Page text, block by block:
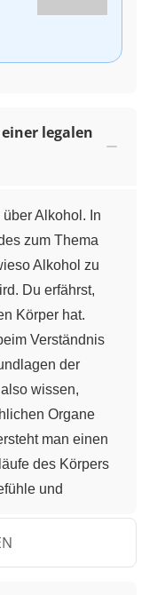
legalen
Alkohol. In
zum Thema
Alkohol zu
Du erfährst,
Körper hat.
Verständnis
der
wissen,
Organe
man einen
des Körpers
und
verbotene
Doch auch